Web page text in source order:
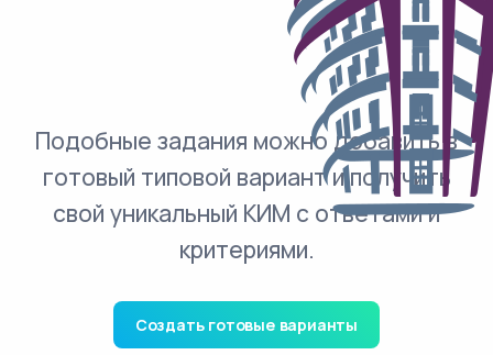
Подобные задания можно добавить в
готовый типовой вариант и получить
свой уникальный КИМ с ответами и
критериями.
Создать готовые варианты